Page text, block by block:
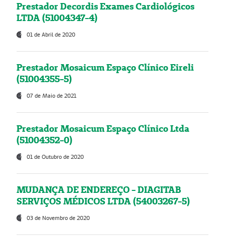
Prestador Decordis Exames Cardiológicos
LTDA (51004347-4)
01 de Abril de 2020
Prestador Mosaicum Espaço Clínico Eireli
(51004355-5)
07 de Maio de 2021
Prestador Mosaicum Espaço Clínico Ltda
(51004352-0)
01 de Outubro de 2020
MUDANÇA DE ENDEREÇO - DIAGITAB
SERVIÇOS MÉDICOS LTDA (54003267-5)
03 de Novembro de 2020